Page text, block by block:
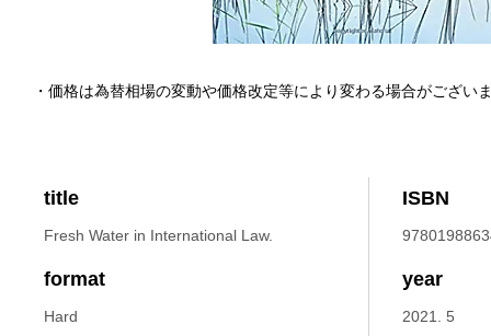
title
Fresh Water in International Law.
ISBN
format
Hard
year
2021. 5
・価格は為替相場の変動や価格改定等により変わる場合がござい